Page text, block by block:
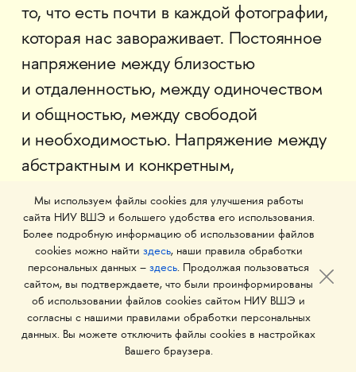
то, что есть почти в каждой фотографии,
которая нас завораживает. Постоянное
напряжение между близостью
и отдаленностью, между одиночеством
и общностью, между свободой
и необходимостью. Напряжение между
абстрактным и конкретным,
рациональным и эмоциональным, между
прошлым, настоящим и будущим.
Тема «Так далеко, так близко»
предлагает участникам задуматься
о философских и поэтических аспектах
нашего восприятия мира, увидеть новые
грани знакомых мест и предметов,
Мы используем файлы cookies для улучшения работы
сайта НИУ ВШЭ и большего удобства его использования.
Более подробную информацию об использовании файлов
cookies можно найти здесь, наши правила обработки
персональных данных – здесь. Продолжая пользоваться
сайтом, вы подтверждаете, что были проинформированы
об использовании файлов cookies сайтом НИУ ВШЭ и
согласны с нашими правилами обработки персональных
данных. Вы можете отключить файлы cookies в настройках
Вашего браузера.